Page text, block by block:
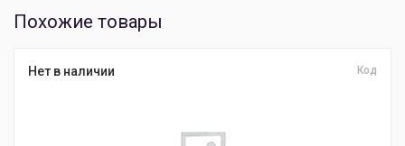
Похожие товары
Нет в наличии Код